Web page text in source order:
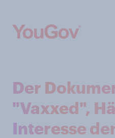
Der
"Vaxxed",
Interesse